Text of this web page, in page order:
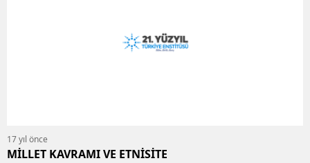
17 yıl önce
MİLLET KAVRAMI VE ETNİSİTE